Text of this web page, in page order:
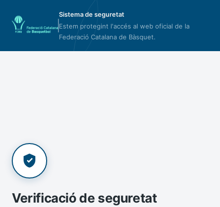
Sistema de seguretat
Estem protegint l'accés al web oficial de la
Federació Catalana de Bàsquet.
Verificació de seguretat